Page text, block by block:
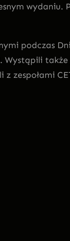
wydaniu.
podczas
Wystąpili
z zespołami